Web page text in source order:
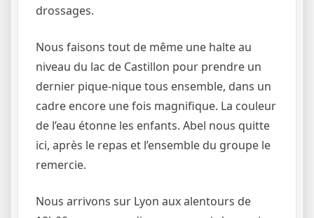
drossages.
Nous faisons tout de même une halte au
niveau du lac de Castillon pour prendre un
dernier pique-nique tous ensemble, dans un
cadre encore une fois magnifique. La couleur
de l’eau étonne les enfants. Abel nous quitte
ici, après le repas et l’ensemble du groupe le
remercie.
Nous arrivons sur Lyon aux alentours de